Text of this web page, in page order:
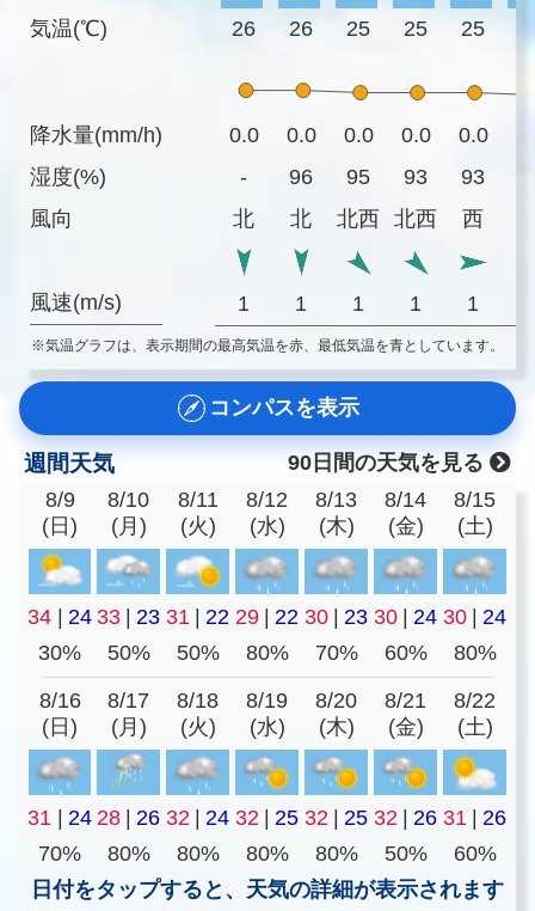
気温(℃)
降水量(mm/h)
湿度(%)
風向
風速(m/s)
26 26 25 25 25
0.0 0.0 0.0 0.0 0.0
-
96 95 93 93
北
北 北西 北西 西
1 1 1 1 1
※気温グラフは、表示期間の最高気温を赤、最低気温を青としています。
コンパスを表示
週間天気
90日間の天気を見る
8/9
(日)
8/10
(月)
8/11
(火)
8/12
(水)
8/13
(木)
8/14
(金)
8/15
(土)
34 | 24 33 | 23 31 | 22 29 | 22 30 | 23 30 | 24 30 | 24
30%
50% 50% 80% 70% 60% 80%
8/16
(日)
8/17
(月)
8/18
(火)
8/19
(水)
8/20
(木)
8/21
(金)
8/22
(土)
31 24 28 26 32 24 32 25 32 25 32 26 31
26
70%
80% 80% 80% 80% 50%
60%
日付をタップすると、天気の詳細が表示されます